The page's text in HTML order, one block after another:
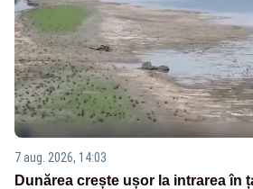
7 aug. 2026, 14:03
Dunărea crește ușor la intrarea în